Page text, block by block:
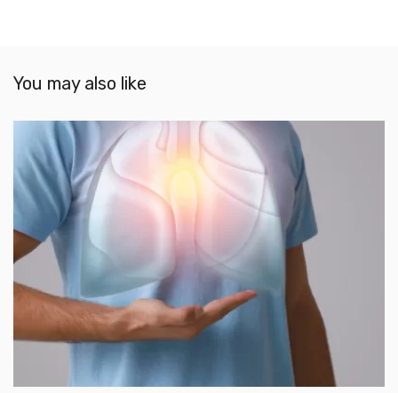
You may also like